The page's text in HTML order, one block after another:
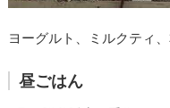
ヨーグルト、ミルクティ、
昼ごはん